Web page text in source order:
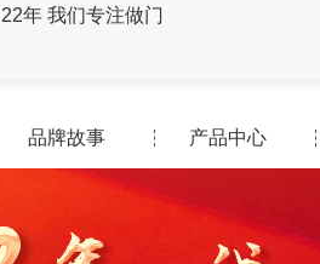
22年 我们专注做门
品牌故事 产品中心